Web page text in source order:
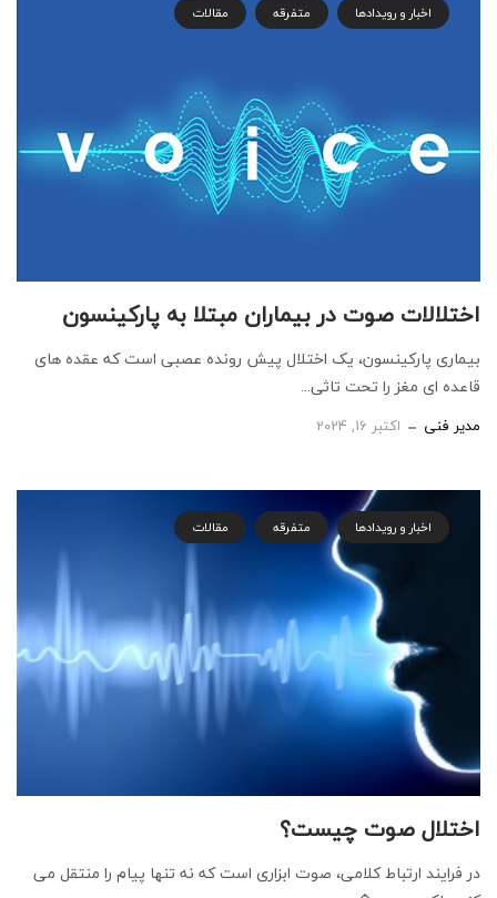
اخبار و رویدادها متفرقه مقالات
اختلالات صوت در بیماران مبتلا به پارکینسون
بیماری پارکینسون، یک اختلال پیش رونده عصبی است که عقده های
قاعده ای مغز را تحت تاثی...
مدیر فنی اکتبر 16, 2024
اخبار و رویدادها متفرقه مقالات
اختلال صوت چیست؟
در فرايند ارتباط كلامی، صوت ابزاری است که نه تنها پيام را منتقل می